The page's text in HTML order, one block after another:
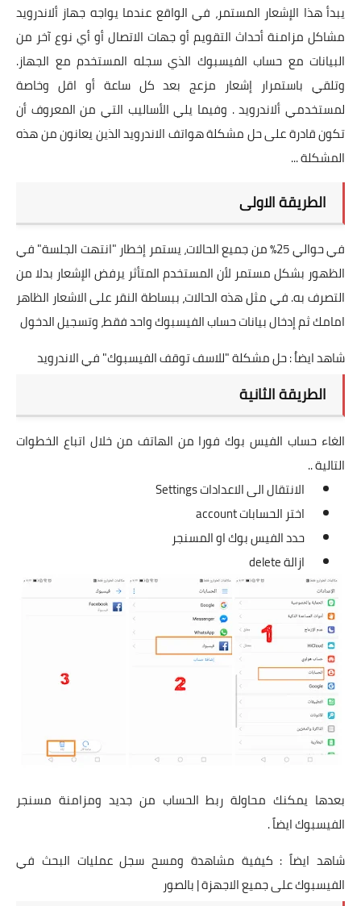
يبدأ هذا الإشعار المستمر، في الواقع عندما يواجه جهاز ألاندرويد
مشاكل مزامنة أحداث التقويم أو جهات الاتصال أو أي نوع آخر من
البيانات مع حساب الفيسبوك الذي سجله المستخدم مع الجهاز.
وتلقي باستمرار إشعار مزعج بعد كل ساعة أو اقل وخاصة
لمستخدمي ألاندرويد . وفيما يلي الأساليب التي من المعروف أن
تكون قادرة على حل مشكلة هواتف الاندرويد الذين يعانون من هذه
المشكلة ...
الطريقة الاولى
في حوالي 25٪ من جميع الحالات، يستمر إخطار "انتهت الجلسة" في
الظهور بشكل مستمر لأن المستخدم المتأثر يرفض الإشعار بدلا من
التصرف به. في مثل هذه الحالات، ببساطة النقر على الاشعار الظاهر
امامك ثم إدخال بيانات حساب الفيسبوك واحد فقط، وتسجيل الدخول
شاهد ايضاُ :حل مشكلة "للاسف توقف الفيسبوك" في الاندرويد
الطريقة الثانية
الغاء حساب الفيس بوك فورا من الهاتف من خلال اتباع الخطوات
التالية ..
الانتقال الى الاعدادات Settings
اختر الحسابات account
حدد الفيس بوك او المسنجر
ازالة delete
بعدها يمكنك محاولة ربط الحساب من جديد ومزامنة مسنجر
الفيسبوك ايضاً .
شاهد ايضاً : كيفية مشاهدة ومسح سجل عمليات البحث في
الفيسبوك على جميع الاجهزة | بالصور